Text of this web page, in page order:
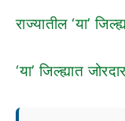
राज्यातील ‘या’
‘या’ जिल्ह्यात